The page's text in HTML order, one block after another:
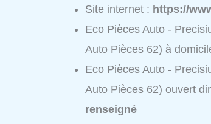
Site internet : https://
Eco Pièces Auto -
Auto Pièces 62) à
Eco Pièces Auto -
Auto Pièces 62) ouvert
renseigné